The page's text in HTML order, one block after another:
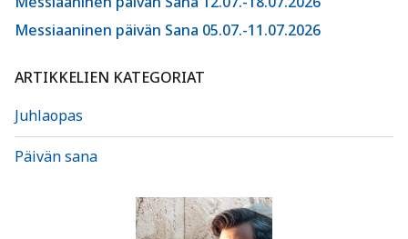
Messiaaninen päivän Sana 05.07.-11.07.2026
ARTIKKELIEN KATEGORIAT
Juhlaopas
Päivän sana